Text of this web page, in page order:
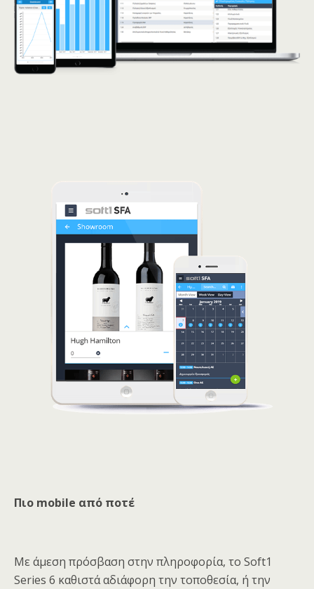
Πιο mobile από ποτέ
Με άμεση πρόσβαση στην πληροφορία, το Soft1
Series 6 καθιστά αδιάφορη την τοποθεσία, ή την